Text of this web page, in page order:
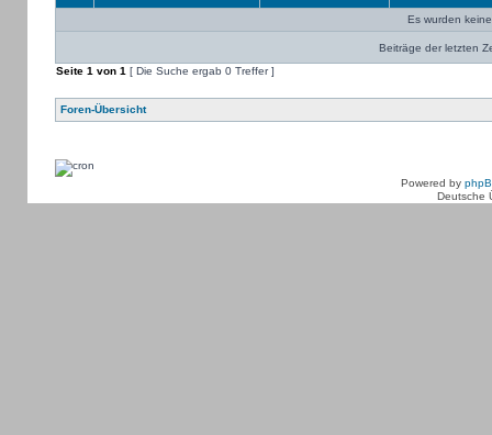
Es wurden
Beiträge der letzten
Seite 1 von 1 [ Die Suche ergab 0 Treffer ]
Foren-Übersicht
Powered by
Deutsche